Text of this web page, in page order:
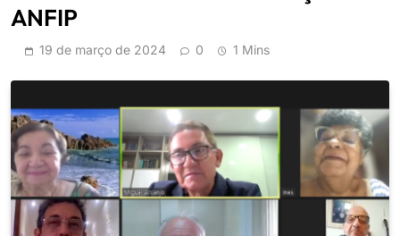
ANFIP
19 de março de 2024 0 1 Mins